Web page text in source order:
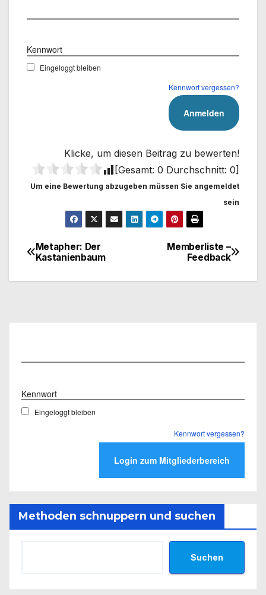
Kennwort
Eingeloggt bleiben
Kennwort vergessen?
Klicke, um diesen Beitrag zu bewerten!
[Gesamt: 0 Durchschnitt: 0]
Um eine Bewertung abzugeben müssen Sie angemeldet
sein
BeitragsnavigationMemberliste –
Feedback
Metapher: Der
Kastanienbaum
Kennwort
Eingeloggt bleiben
Kennwort vergessen?
Methoden schnuppern und suchen
Suchen